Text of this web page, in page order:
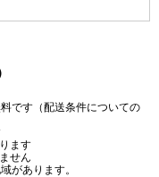
です（配送条件についての
ます
せん
があります。